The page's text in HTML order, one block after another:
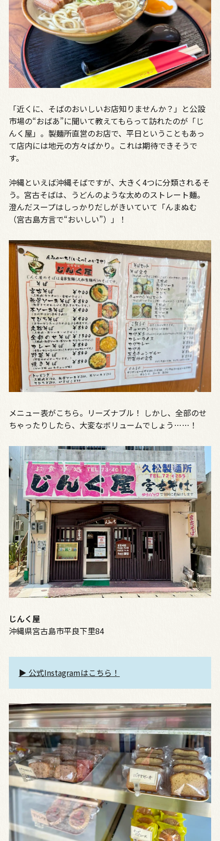
「近くに、そばのおいしいお店知りませんか？」と公設
市場の“おばあ”に聞いて教えてもらって訪れたのが「じ
んく屋」。製麺所直営のお店で、平日ということもあっ
て店内には地元の方々ばかり。これは期待できそうで
す。
沖縄といえば沖縄そばですが、大きく4つに分類されるそ
う。宮古そばは、うどんのような太めのストレート麺。
澄んだスープはしっかりだしがきいていて「んまぬむ
（宮古島方言で“おいしい”）」！
メニュー表がこちら。リーズナブル！ しかし、全部のせ
ちゃったりしたら、大変なボリュームでしょう……！
じんく屋
沖縄県宮古島市平良下里84
▶︎ 公式Instagramはこちら！